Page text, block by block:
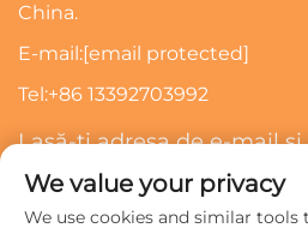
China.
E-mail:[email protected]
Tel:+86 13392703992
Lasă-ți adresa de e-mail
We value your privacy
We use cookies and similar tools